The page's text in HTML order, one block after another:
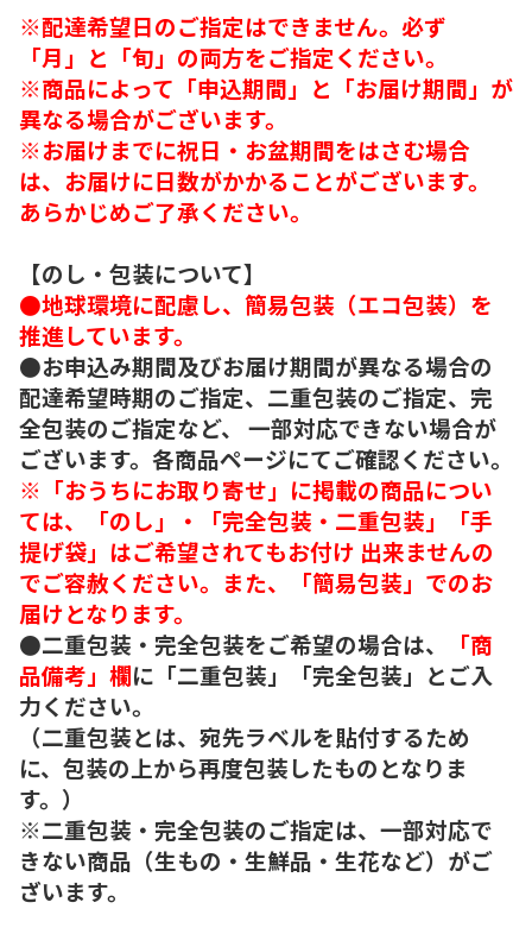
※配達希望日のご指定はできません。必ず
「月」と「旬」の両方をご指定ください。
※商品によって「申込期間」と「お届け期間」が
異なる場合がございます。
※お届けまでに祝日・お盆期間をはさむ場合
は、お届けに日数がかかることがございます。
あらかじめご了承ください。
【のし・包装について】
●地球環境に配慮し、簡易包装（エコ包装）を
推進しています。
●お申込み期間及びお届け期間が異なる場合の
配達希望時期のご指定、二重包装のご指定、完
全包装のご指定など、 一部対応できない場合が
ございます。各商品ページにてご確認ください。
※「おうちにお取り寄せ」に掲載の商品につい
ては、「のし」・「完全包装・二重包装」「手
提げ袋」はご希望されてもお付け 出来ませんの
でご容赦ください。また、「簡易包装」でのお
届けとなります。
●二重包装・完全包装をご希望の場合は、
「商
品備考」欄に「二重包装」「完全包装」とご入
力ください。
（二重包装とは、宛先ラベルを貼付するため
に、包装の上から再度包装したものとなりま
す。）
※二重包装・完全包装のご指定は、一部対応で
きない商品（生もの・生鮮品・生花など）がご
ざいます。